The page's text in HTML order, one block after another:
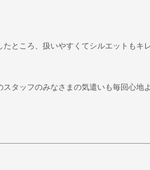
ところ、扱いやすくてシルエットもキ
タッフのみなさまの気遣いも毎回心地